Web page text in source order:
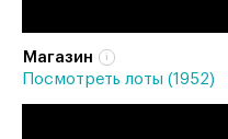
Магазин
Посмотреть лоты (1952)